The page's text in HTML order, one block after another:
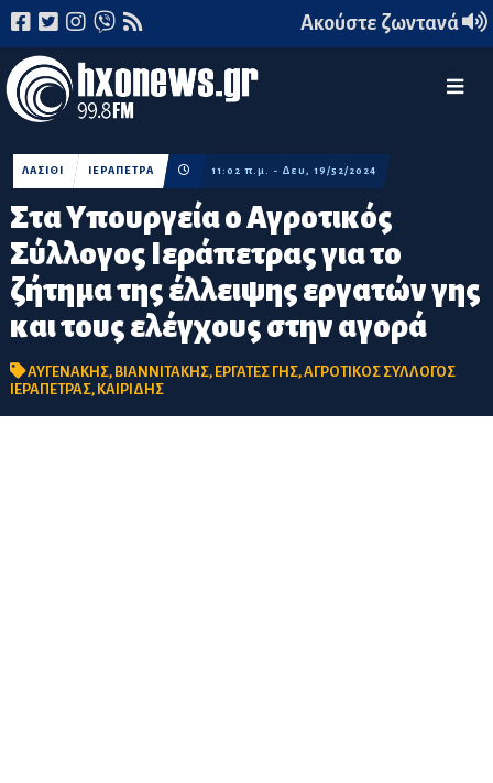
Ακούστε ζωντανά
Στα Υπουργεία ο Αγροτικός
Σύλλογος Ιεράπετρας για το
ζήτημα της έλλειψης εργατών γης
και τους ελέγχους στην αγορά
ΛΑΣΙΘΙ ΙΕΡΑΠΕΤΡΑ 11:02 π.μ. - Δευ, 19/52/2024
ΑΥΓΕΝΑΚΗΣ, ΒΙΑΝΝΙΤΑΚΗΣ, ΕΡΓΑΤΕΣ ΓΗΣ,ΑΓΡΟΤΙΚΟΣ ΣΥΛΛΟΓΟΣ
ΙΕΡΑΠΕΤΡΑΣ, ΚΑΙΡΙΔΗΣ